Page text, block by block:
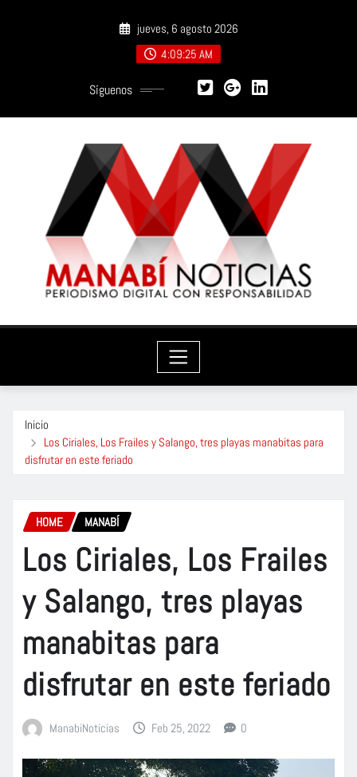
jueves, 6 agosto 2026
4:09:26 AM
Síguenos
Inicio
Los Ciriales, Los Frailes y Salango, tres playas manabitas para
disfrutar en este feriado
HOME MANABÍ
Los Ciriales, Los Frailes
y Salango, tres playas
manabitas para
disfrutar en este feriado
ManabiNoticias Feb 25, 2022 0